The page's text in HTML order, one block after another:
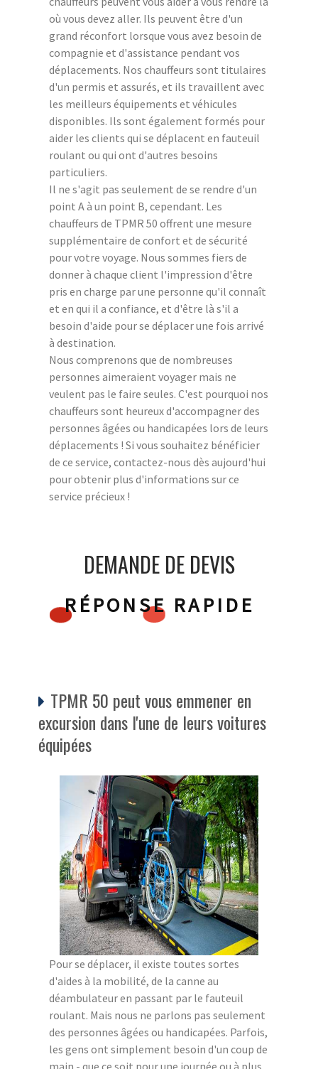
où vous devez aller. Ils peuvent être d'un
grand réconfort lorsque vous avez besoin de
compagnie et d'assistance pendant vos
déplacements. Nos chauffeurs sont titulaires
d'un permis et assurés, et ils travaillent avec
les meilleurs équipements et véhicules
disponibles. Ils sont également formés pour
aider les clients qui se déplacent en fauteuil
roulant ou qui ont d'autres besoins
particuliers.
Il ne s'agit pas seulement de se rendre d'un
point A à un point B, cependant. Les
chauffeurs de TPMR 50 offrent une mesure
supplémentaire de confort et de sécurité
pour votre voyage. Nous sommes fiers de
donner à chaque client l'impression d'être
pris en charge par une personne qu'il connaît
et en qui il a confiance, et d'être là s'il a
besoin d'aide pour se déplacer une fois arrivé
à destination.
Nous comprenons que de nombreuses
personnes aimeraient voyager mais ne
veulent pas le faire seules. C'est pourquoi nos
chauffeurs sont heureux d'accompagner des
personnes âgées ou handicapées lors de leurs
déplacements ! Si vous souhaitez bénéficier
de ce service, contactez-nous dès aujourd'hui
pour obtenir plus d'informations sur ce
service précieux !
DEMANDE DE DEVIS
RÉPONSE RAPIDE
TPMR 50 peut vous emmener en
excursion dans l'une de leurs voitures
équipées
Pour se déplacer, il existe toutes sortes
d'aides à la mobilité, de la canne au
déambulateur en passant par le fauteuil
roulant. Mais nous ne parlons pas seulement
des personnes âgées ou handicapées. Parfois,
les gens ont simplement besoin d'un coup de